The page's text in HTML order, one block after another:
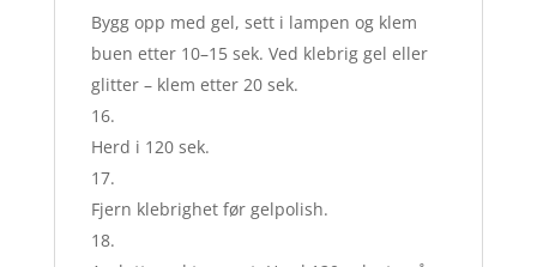
Bygg opp med gel, sett i lampen og klem
buen etter 10–15 sek. Ved klebrig gel eller
glitter – klem etter 20 sek.
Herd i 120 sek.
Fjern klebrighet før gelpolish.